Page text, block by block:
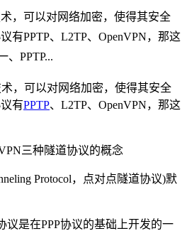
，可以对网络加密，使得其安全
有PPTP、L2TP、OpenVPN，那这
、PPTP...
，可以对网络加密，使得其安全
有PPTP、L2TP、OpenVPN，那这
三种隧道协议的概念
Protocol，点对点隧道协议)默
议是在PPP协议的基础上开发的一